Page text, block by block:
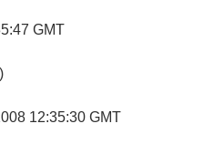
GMT
12:35:30 GMT